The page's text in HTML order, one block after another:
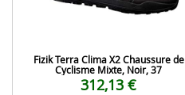
Fizik Terra Clima X2 Chaussure de
Cyclisme Mixte, Noir, 37
312,13 €